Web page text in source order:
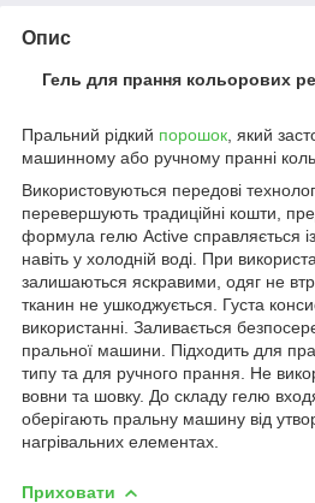
Опис
Гель для прання кольорових
Пральний рідкий порошок , який
машинному або ручному пранні
Використовуються передові
перевершують традиційні кошти,
формула гелю Active справляється
навіть у холодній воді. При
залишаються яскравими, одяг не
тканин не ушкоджується. Густа
використанні. Заливається
пральної машини. Підходить для
типу та для ручного прання. Не
вовни та шовку. До складу гелю
оберігають пральну машину від
нагрівальних елементах.
Приховати